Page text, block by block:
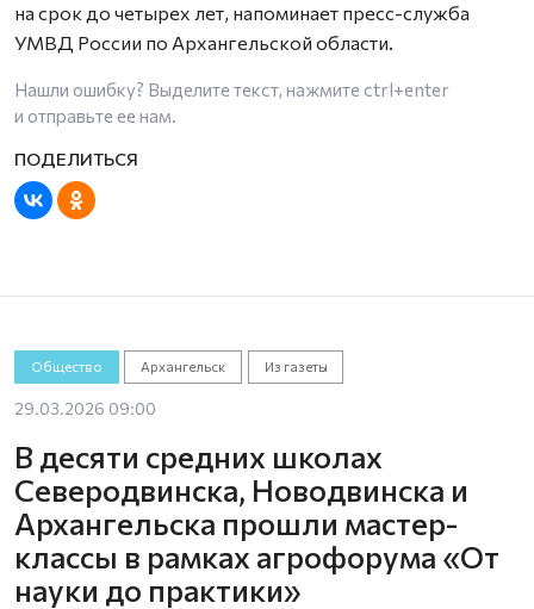
на срок до четырех лет, напоминает пресс-служба
УМВД России по Архангельской области.
Нашли ошибку? Выделите текст, нажмите ctrl+enter
и отправьте ее нам.
Общество Архангельск Из газеты
29.03.2026 09:00
В десяти средних школах
Северодвинска, Новодвинска и
Архангельска прошли мастер-
классы в рамках агрофорума «От
науки до практики»